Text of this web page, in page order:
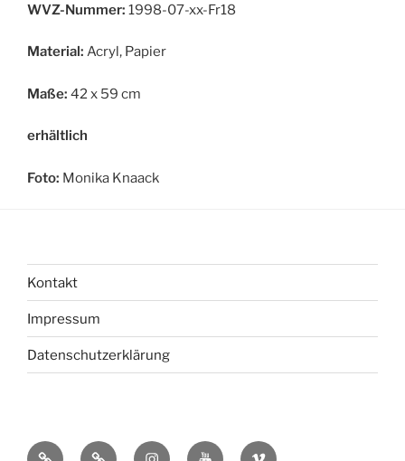
WVZ-Nummer: 1998-07-xx-Fr18
Material: Acryl, Papier
Maße: 42 x 59 cm
erhältlich
Foto: Monika Knaack
Kontakt
Impressum
Datenschutzerklärung
bsky MastadonInstagramYou Vimeo